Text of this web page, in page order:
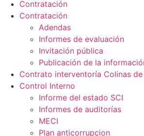
Contratación
Contratación
Adendas
Informes de evaluación
Invitación pública
Publicación de la
Contrato interventoría Colinas
Control Interno
Informe del estado SCI
Informes de auditorías
MECI
Plan anticorrupcion